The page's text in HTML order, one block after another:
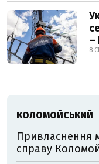
–
8
КОЛОМОЙСЬКИЙ
Привласнення
справу